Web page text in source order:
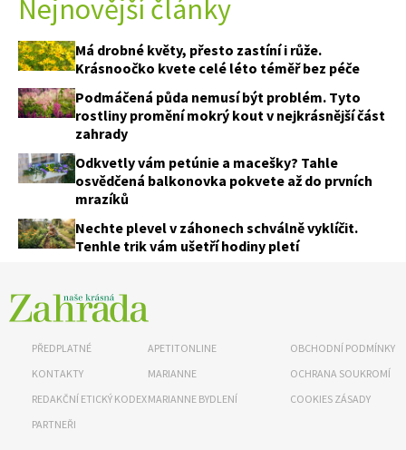
Nejnovější články
Má drobné květy, přesto zastíní i růže.
Krásnoočko kvete celé léto téměř bez péče
Podmáčená půda nemusí být problém. Tyto
rostliny promění mokrý kout v nejkrásnější část
zahrady
Odkvetly vám petúnie a macešky? Tahle
osvědčená balkonovka pokvete až do prvních
mrazíků
Nechte plevel v záhonech schválně vyklíčit.
Tenhle trik vám ušetří hodiny pletí
PŘEDPLATNÉ
KONTAKTY
REDAKČNÍ ETICKÝ KODEX
PARTNEŘI
APETITONLINE
MARIANNE
MARIANNE BYDLENÍ
OBCHODNÍ PODMÍNKY
OCHRANA SOUKROMÍ
COOKIES ZÁSADY